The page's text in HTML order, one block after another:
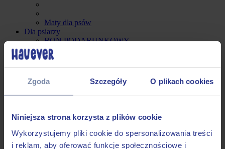
Zgoda Szczegóły O plikach cookies
Niniejsza strona korzysta z plików cookie
Wykorzystujemy pliki cookie do spersonalizowania treści
i reklam, aby oferować funkcje społecznościowe i
Maty dla psów
Dla psiarzy
BON PODARUNKOWY
Breloki
Saszetki treningowe
Etui na kupoworki
BIOworki na odchody
Paski do aparatu
Smaczkopaczka
Skarpetki
Naklejki
Gumki do włosów Scrunchie
Dla kotów